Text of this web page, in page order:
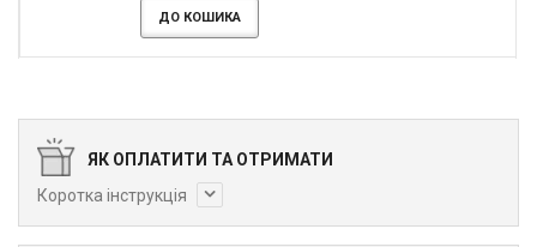
ДО КОШИКА
ЯК ОПЛАТИТИ ТА ОТРИМАТИ
Коротка інструкція